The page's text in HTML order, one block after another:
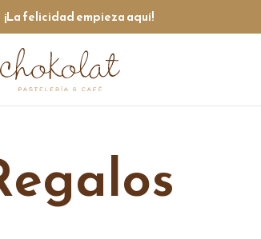
¡La felicidad empieza aquí!